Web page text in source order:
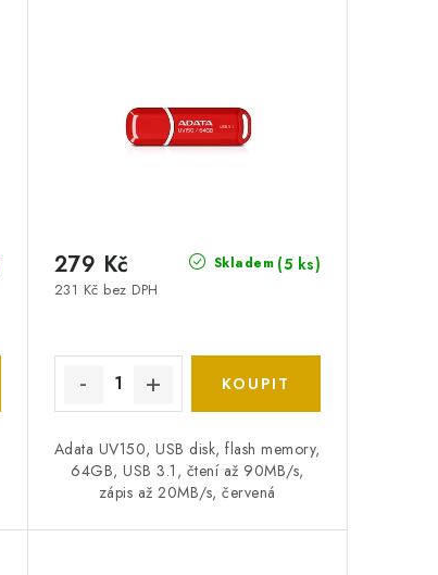
Skladem (5 ks)
231 Kč bez DPH
279 Kč
Adata UV150, USB disk, flash memory,
64GB, USB 3.1, čtení až 90MB/s,
zápis až 20MB/s, červená